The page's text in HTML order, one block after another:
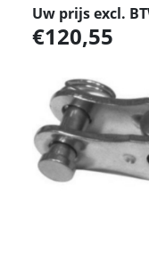
Uw prijs excl.
120,55